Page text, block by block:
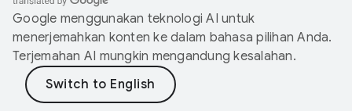
Google menggunakan teknologi AI untuk
menerjemahkan konten ke dalam bahasa pilihan Anda.
Terjemahan AI mungkin mengandung kesalahan.